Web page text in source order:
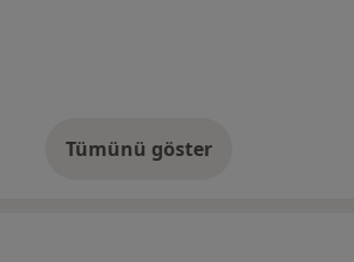
Tümünü göster
adres hakkında